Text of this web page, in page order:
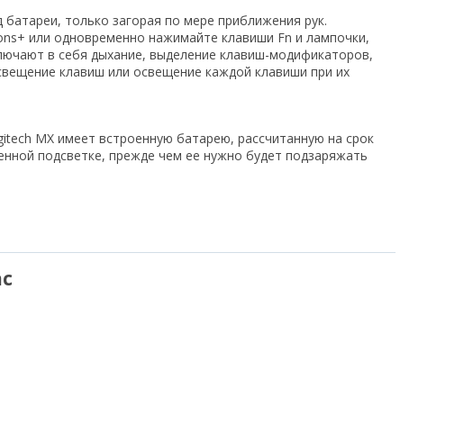
только загорая по мере приближения рук.
или одновременно нажимайте клавиши Fn и лампочки,
в себя дыхание, выделение клавиш-модификаторов,
клавиш или освещение каждой клавиши при их
MX имеет встроенную батарею, рассчитанную на срок
подсветке, прежде чем ее нужно будет подзаряжать